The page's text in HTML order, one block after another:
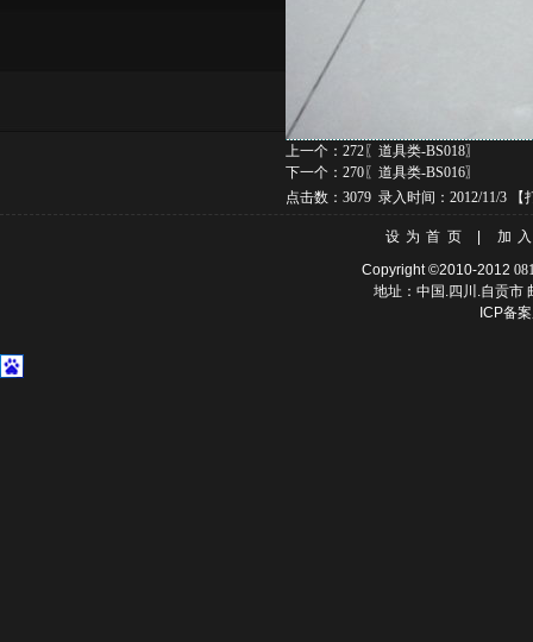
上一个： 272〖道具类-BS018〗
下一个： 270〖道具类-BS016〗
点击数：3079 录入时间：2012/11/3 【
设为首页 |加
Copyright ©2010-2012
地址：中国.四川.自贡
ICP备